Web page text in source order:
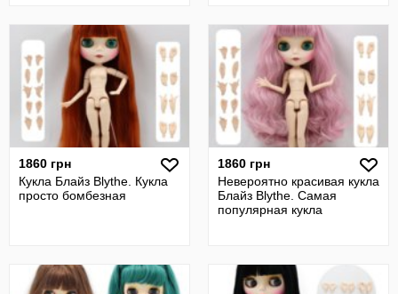
1860 грн
Кукла Блайз Blythe. Кукла
просто бомбезная
1860 грн
Невероятно красивая кукла
Блайз Blythe. Самая
популярная кукла